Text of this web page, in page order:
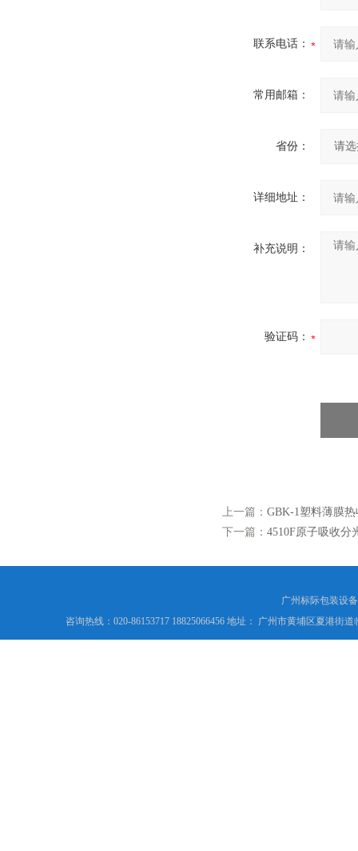
联系电话：
常用邮箱：
省份：
详细地址：
补充说明：
验证码：
上一篇： GBK-1塑料薄膜
下一篇： 4510F原子吸收分
广州标际包装设
咨询热线：020-86153717 18825066456 地址： 广州市黄埔区夏港街